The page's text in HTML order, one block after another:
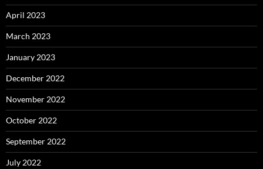
April 2023
March 2023
January 2023
December 2022
November 2022
October 2022
September 2022
July 2022